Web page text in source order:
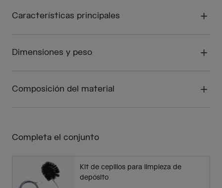
Características principales
Dimensiones y peso
Composición del material
Completa el conjunto
Kit de cepillos para limpieza de
depósito